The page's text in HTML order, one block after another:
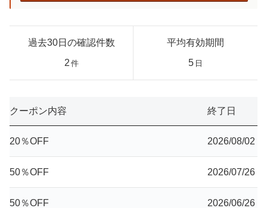
過去30日の確認件数
2 件
平均有効期間
5 日
クーポン内容 終了日
20％OFF 2026/08/02
50％OFF 2026/07/26
50％OFF 2026/06/26